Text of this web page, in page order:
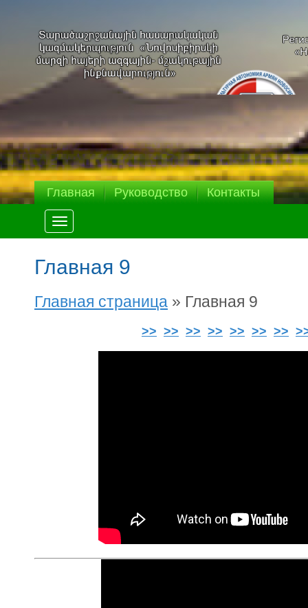
Главная Руководство Контакты
Меню
Главная 9
Главная страница » Главная 9
>> >> >> >> >> >> >>